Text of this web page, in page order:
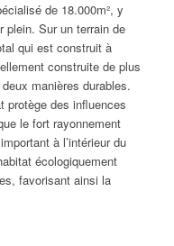
de 18.000m², y
plein. Sur un terrain de
qui est construit à
construite de plus
manières durables.
protège des influences
le fort rayonnement
à l’intérieur du
écologiquement
favorisant ainsi la